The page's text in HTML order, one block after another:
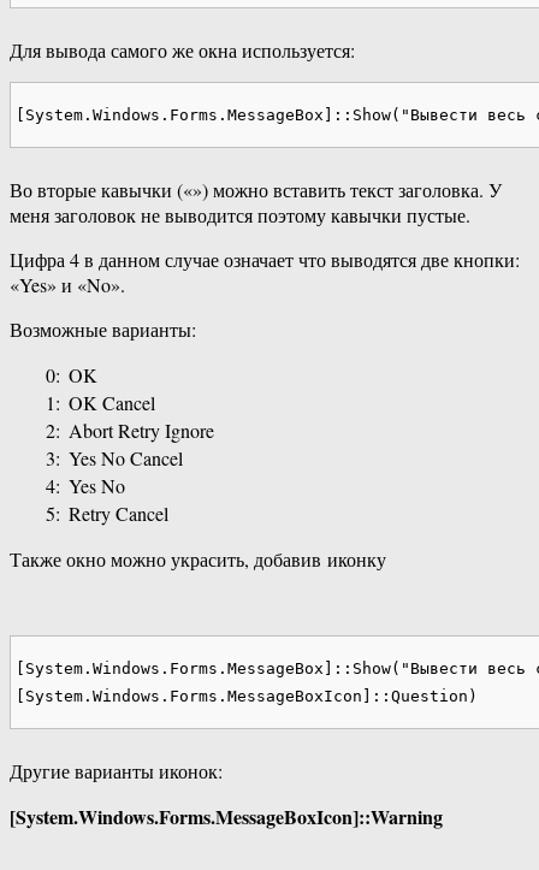
Для вывода самого же окна используется:
[System.Windows.Forms.MessageBox]::Show("Вывести
Во вторые кавычки («») можно вставить текст заголовка. У
меня заголовок не выводится поэтому кавычки пустые.
Цифра 4 в данном случае означает что выводятся две кнопки:
«Yes» и «No».
Возможные варианты:
0: OK
1: OK Cancel
2: Abort Retry Ignore
3: Yes No Cancel
4: Yes No
5: Retry Cancel
Также окно можно украсить, добавив иконку
[System.Windows.Forms.MessageBox]::Show("Вывести
[System.Windows.Forms.MessageBoxIcon]::Question)
Другие варианты иконок:
[System.Windows.Forms.MessageBoxIcon]::Warning